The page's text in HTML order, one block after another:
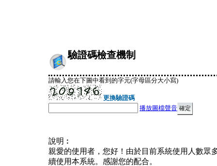
驗證碼檢查機制
請輸入您在下圖中看到的字元(字母區分大小寫)
更換驗證碼
播放圖檔聲音
說明︰
親愛的使用者，您好！由於目前系統使用人數眾
續使用本系統。感謝您的配合。